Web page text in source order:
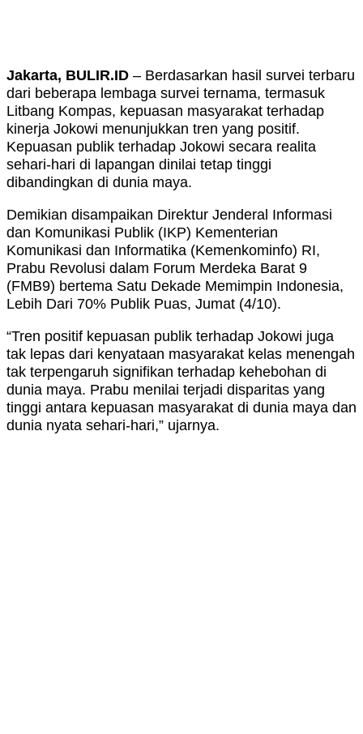
Jakarta, BULIR.ID – Berdasarkan hasil survei terbaru
dari beberapa lembaga survei ternama, termasuk
Litbang Kompas, kepuasan masyarakat terhadap
kinerja Jokowi menunjukkan tren yang positif.
Kepuasan publik terhadap Jokowi secara realita
sehari-hari di lapangan dinilai tetap tinggi
dibandingkan di dunia maya.
Demikian disampaikan Direktur Jenderal Informasi
dan Komunikasi Publik (IKP) Kementerian
Komunikasi dan Informatika (Kemenkominfo) RI,
Prabu Revolusi dalam Forum Merdeka Barat 9
(FMB9) bertema Satu Dekade Memimpin Indonesia,
Lebih Dari 70% Publik Puas, Jumat (4/10).
“Tren positif kepuasan publik terhadap Jokowi juga
tak lepas dari kenyataan masyarakat kelas menengah
tak terpengaruh signifikan terhadap kehebohan di
dunia maya. Prabu menilai terjadi disparitas yang
tinggi antara kepuasan masyarakat di dunia maya dan
dunia nyata sehari-hari,” ujarnya.